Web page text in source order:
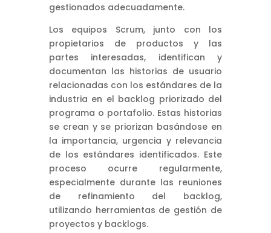
gestionados adecuadamente.
Los equipos Scrum, junto con los
propietarios de productos y las
partes interesadas, identifican y
documentan las historias de usuario
relacionadas con los estándares de la
industria en el backlog priorizado del
programa o portafolio. Estas historias
se crean y se priorizan basándose en
la importancia, urgencia y relevancia
de los estándares identificados. Este
proceso ocurre regularmente,
especialmente durante las reuniones
de refinamiento del backlog,
utilizando herramientas de gestión de
proyectos y backlogs.